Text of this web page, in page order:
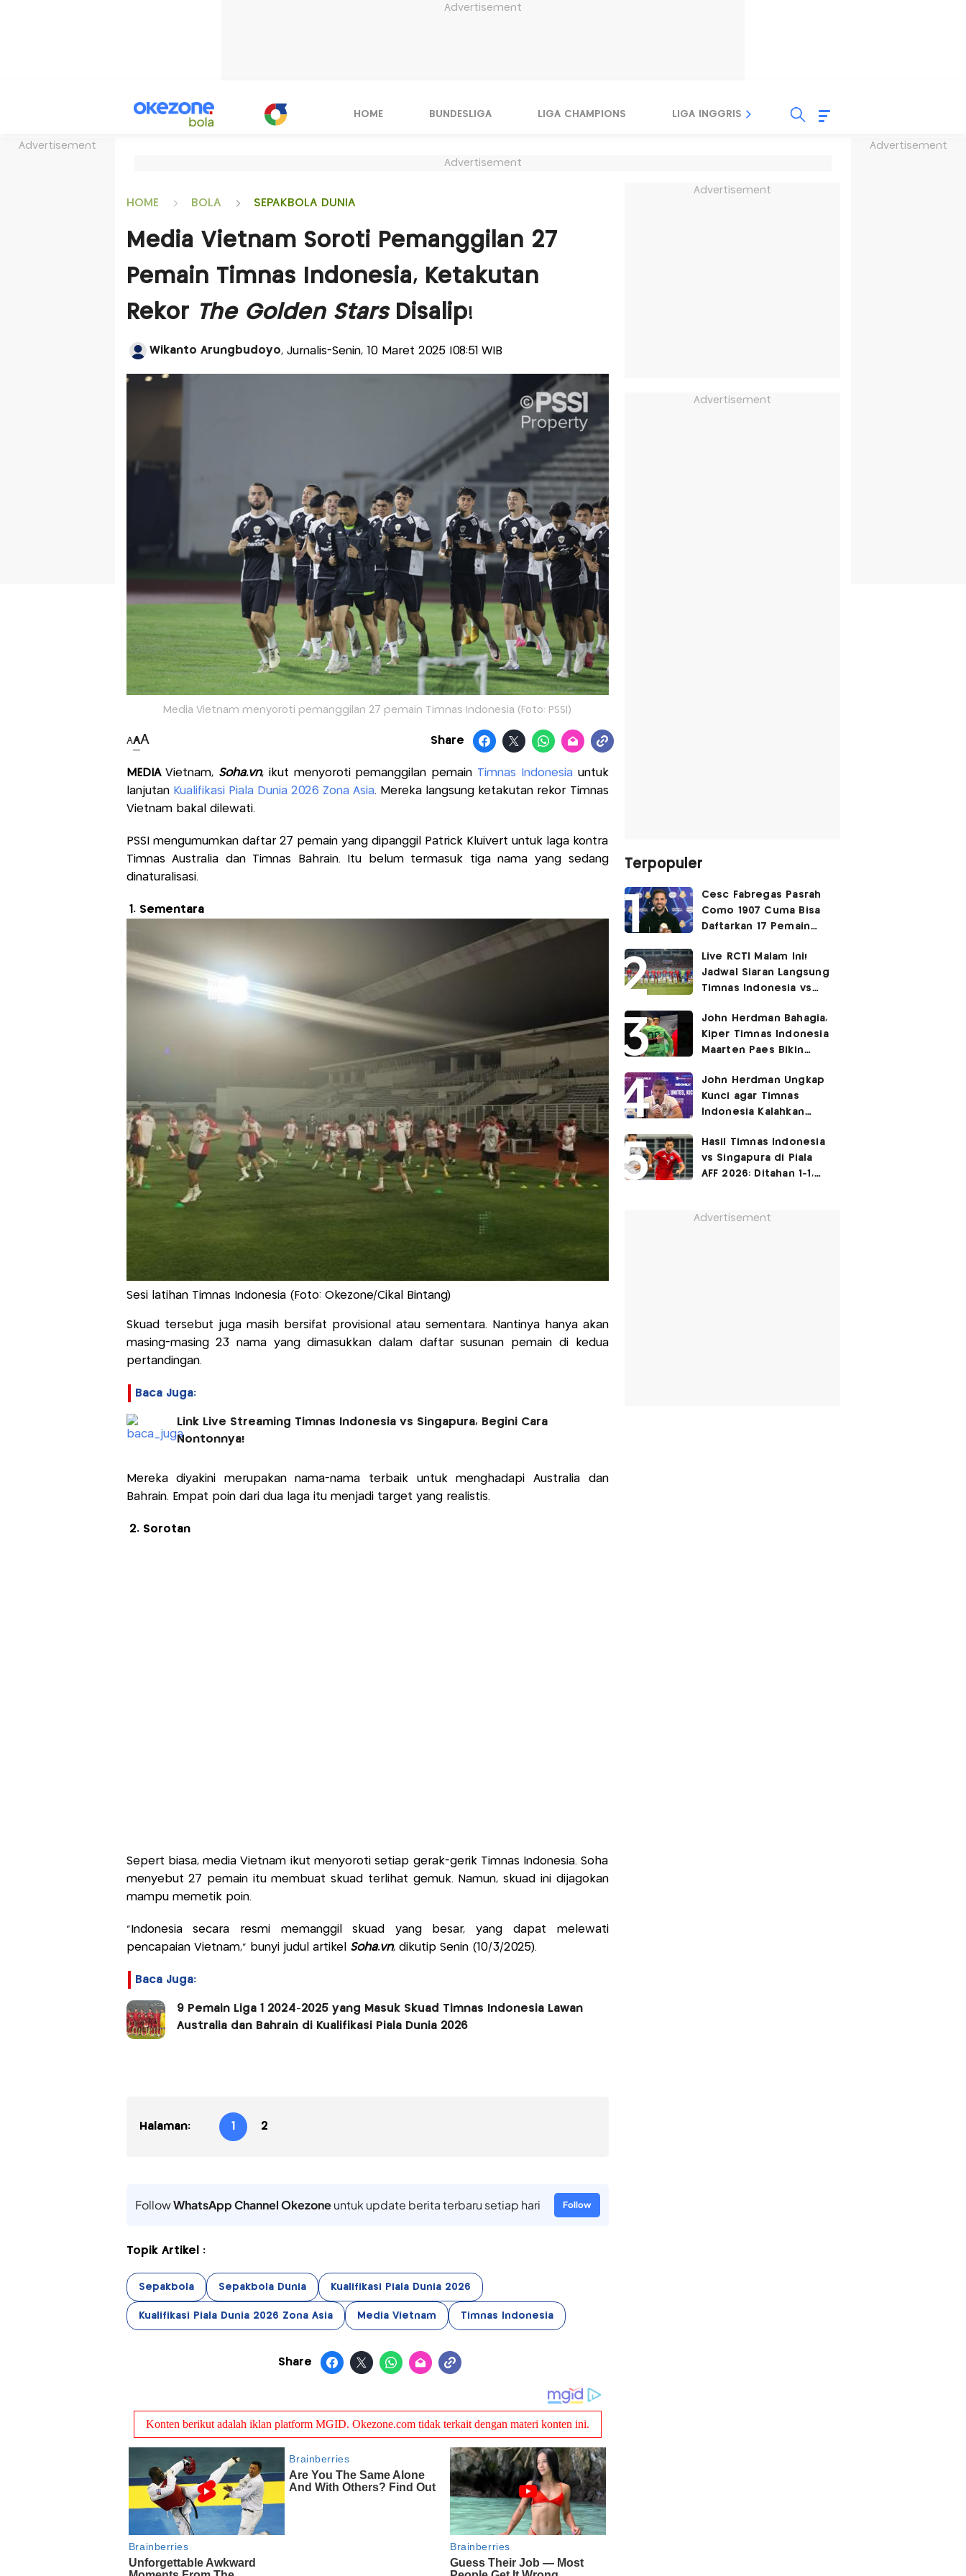
Advertisement
Advertisement Advertisement
HOME BUNDESLIGA LIGA CHAMPIONS LIGA INGGRIS LIGA ITALIA
Advertisement
HOME BOLA SEPAKBOLA DUNIA
Media Vietnam Soroti Pemanggilan 27
Pemain Timnas Indonesia, Ketakutan
Rekor The Golden StarsDisalip!
Wikanto Arungbudoyo, Jurnalis-Senin, 10 Maret 2025 |08:51 WIB
Media Vietnam menyoroti pemanggilan 27 pemain Timnas Indonesia (Foto: PSSI)
AAA Share
MEDIAVietnam, Soha.vn, ikut menyoroti pemanggilan pemain Timnas Indonesiauntuk
lanjutan Kualifikasi Piala Dunia 2026 Zona Asia. Mereka langsung ketakutan rekor Timnas
Vietnam bakal dilewati.
PSSI mengumumkan daftar 27 pemain yang dipanggil Patrick Kluivert untuk laga kontra
Timnas Australia dan Timnas Bahrain. Itu belum termasuk tiga nama yang sedang
dinaturalisasi.
1. Sementara
Sesi latihan Timnas Indonesia (Foto: Okezone/Cikal Bintang)
Skuad tersebut juga masih bersifat provisional atau sementara. Nantinya hanya akan
masing-masing 23 nama yang dimasukkan dalam daftar susunan pemain di kedua
pertandingan.
Baca Juga:
Link Live Streaming Timnas Indonesia vs Singapura, Begini Cara
Nontonnya!
Mereka diyakini merupakan nama-nama terbaik untuk menghadapi Australia dan
Bahrain. Empat poin dari dua laga itu menjadi target yang realistis.
2. Sorotan
Sepert biasa, media Vietnam ikut menyoroti setiap gerak-gerik Timnas Indonesia. Soha
menyebut 27 pemain itu membuat skuad terlihat gemuk. Namun, skuad ini dijagokan
mampu memetik poin.
“Indonesia secara resmi memanggil skuad yang besar, yang dapat melewati
pencapaian Vietnam,” bunyi judul artikel Soha.vn, dikutip Senin (10/3/2025).
Baca Juga:
9 Pemain Liga 1 2024-2025 yang Masuk Skuad Timnas Indonesia Lawan
Australia dan Bahrain di Kualifikasi Piala Dunia 2026
Halaman: 1 2
FollowWhatsApp Channel Okezoneuntuk update berita terbaru setiap hari Follow
Topik Artikel :
Sepakbola Sepakbola Dunia Kualifikasi Piala Dunia 2026
Kualifikasi Piala Dunia 2026 Zona Asia Media Vietnam Timnas Indonesia
Share
Advertisement
Advertisement
Terpopuler
Cesc Fabregas Pasrah
Como 1907 Cuma Bisa
Daftarkan 17 Pemain
2026-2027
Live RCTI Malam Ini!
Jadwal Siaran Langsung
Timnas Indonesia vs
2026: Laga Hidup Mati
John Herdman Bahagia,
Kiper Timnas Indonesia
Maarten Paes Bikin
Duduk di Bangku
Cadangan!
John Herdman Ungkap
Kunci agar Timnas
Indonesia Kalahkan
2026: Tenang tapi
Berapi-api
Hasil Timnas Indonesia
vs Singapura di Piala
AFF 2026: Ditahan 1-1,
Advertisement